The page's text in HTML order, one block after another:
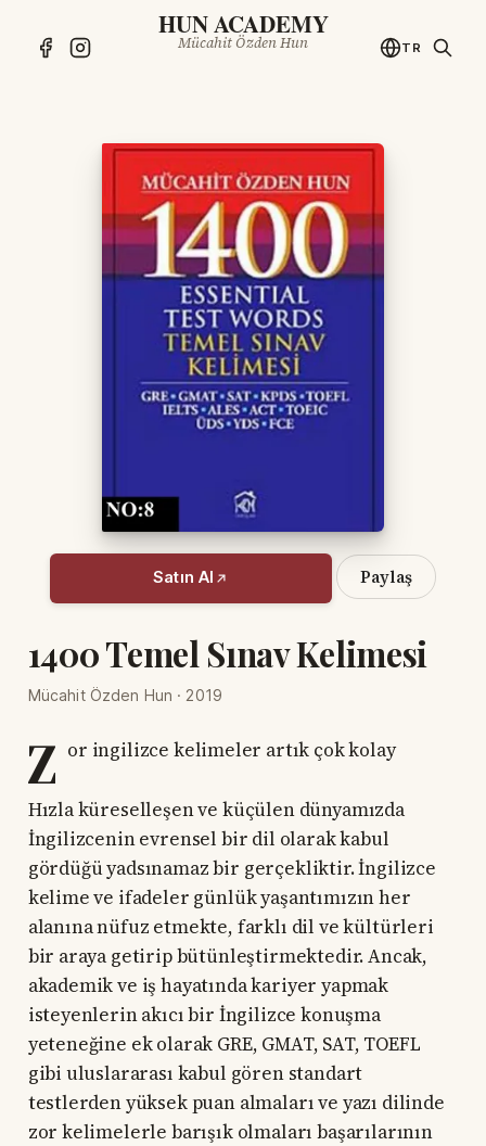
HUN ACADEMY
Mücahit Özden Hun TR
Satın Al Paylaş
1400 Temel Sınav Kelimesi
Mücahit Özden Hun · 2019
Z or ingilizce kelimeler artık çok kolay
Hızla küreselleşen ve küçülen dünyamızda
İngilizcenin evrensel bir dil olarak kabul
gördüğü yadsınamaz bir gerçekliktir. İngilizce
kelime ve ifadeler günlük yaşantımızın her
alanına nüfuz etmekte, farklı dil ve kültürleri
bir araya getirip bütünleştirmektedir. Ancak,
akademik ve iş hayatında kariyer yapmak
isteyenlerin akıcı bir İngilizce konuşma
yeteneğine ek olarak GRE, GMAT, SAT, TOEFL
gibi uluslararası kabul gören standart
testlerden yüksek puan almaları ve yazı dilinde
zor kelimelerle barışık olmaları başarılarının